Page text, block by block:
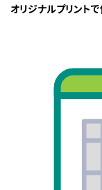
オリジナルプリント